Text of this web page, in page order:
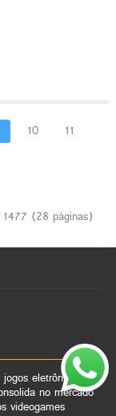
10
11
(28 páginas)
eletrônicos,
no mercado
videogames